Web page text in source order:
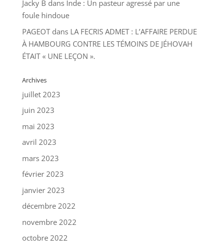
Jacky B dans Inde : Un pasteur agressé par une
foule hindoue
PAGEOTdans LA FECRIS ADMET : L’AFFAIRE PERDUE
À HAMBOURG CONTRE LES TÉMOINS DE JÉHOVAH
ÉTAIT « UNE LEÇON ».
Archives
juillet 2023
juin 2023
mai 2023
avril 2023
mars 2023
février 2023
janvier 2023
décembre 2022
novembre 2022
octobre 2022